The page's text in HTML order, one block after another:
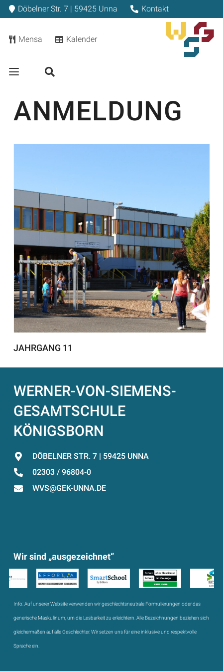
Döbelner Str. 7 | 59425 Unna Kontakt
Mensa Kalender
ANMELDUNG
JAHRGANG 11
WERNER-VON-SIEMENS-
GESAMTSCHULE
KÖNIGSBORN
DÖBELNER STR. 7 | 59425 UNNA
02303 / 96804-0
WVS@GEK-UNNA.DE
Wir sind „ausgezeichnet“
Info:Auf unserer Website verwenden wir geschlechtsneutrale Formulierungen oder das
generische Maskulinum, um die Lesbarkeit zu erleichtern. Alle Bezeichnungen beziehen sich
gleichermaßen auf alle Geschlechter. Wir setzen uns für eine inklusive und respektvolle
Sprache ein.